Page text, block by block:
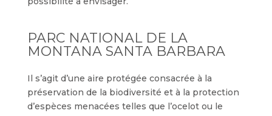
PARC NATIONAL DE LA
MONTANA SANTA BARBARA
Il s’agit d’une aire protégée consacrée à la
préservation de la biodiversité et à la protection
d’espèces menacées telles que l’ocelot ou le